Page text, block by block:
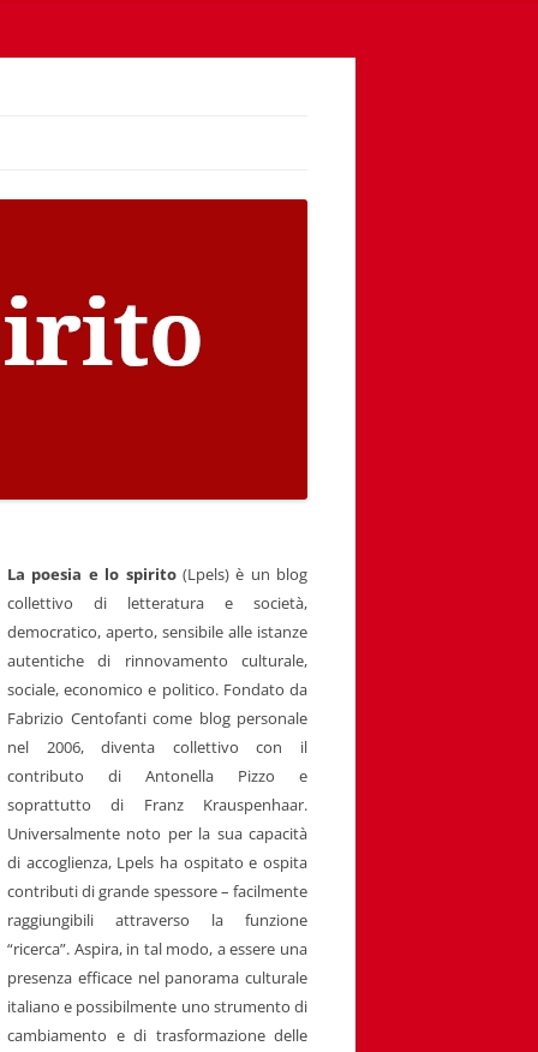
La poesia e lo spirito(Lpels) è un blog
collettivo di letteratura e società,
democratico, aperto, sensibile alle istanze
autentiche di rinnovamento culturale,
sociale, economico e politico. Fondato da
Fabrizio Centofanti come blog personale
nel 2006, diventa collettivo con il
contributo di Antonella Pizzo e
soprattutto di Franz Krauspenhaar.
Universalmente noto per la sua capacità
di accoglienza, Lpels ha ospitato e ospita
contributi di grande spessore – facilmente
raggiungibili attraverso la funzione
“ricerca”. Aspira, in tal modo, a essere una
presenza efficace nel panorama culturale
italiano e possibilmente uno strumento di
cambiamento e di trasformazione delle